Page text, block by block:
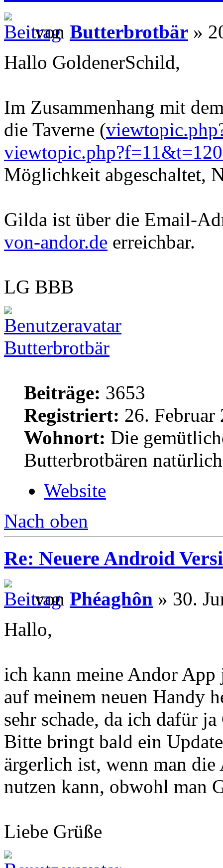
von Butterbrotbär »
Hallo GoldenerSchild,
Im Zusammenhang mit
die Taverne (
Möglichkeit abgeschaltet,
Gilda ist über die Email-
von-andor.de erreichbar.
LG BBB
Butterbrotbär
Beiträge: 3653
Registriert: 26. Februar
Wohnort: Die
Butterbrotbären
Website
Nach oben
Re: Neuere Android
von Phéaghôn » 30.
Hallo,
ich kann meine Andor App
auf meinem neuen Handy
sehr schade, da ich dafür
Bitte bringt bald ein
ärgerlich ist, wenn man
nutzen kann, obwohl man
Liebe Grüße